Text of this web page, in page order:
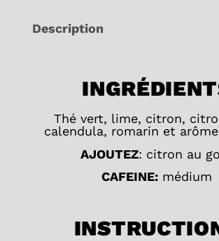
Description
Thé vert, lime, citron,
calendula, romarin et
AJOUTEZ: citron au
CAFEINE: médium